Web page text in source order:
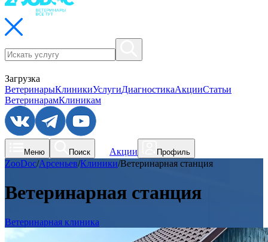
Загрузка
ВетеринарыКлиникиУслугиДиагностикаАкцииСтатьи
ВетеринарамКлиникам
Меню Поиск Акции Профиль
ZooDoc/Арсеньев/Клиники/Ветеринарная станция
Ветеринарная станция
Ветеринарная клиника